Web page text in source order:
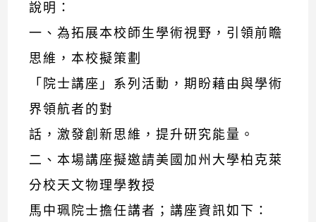
說明：
一、為拓展本校師生學術視野，引領前瞻
思維，本校擬策劃
「院士講座」系列活動，期盼藉由與學術
界領航者的對
話，激發創新思維，提升研究能量。
二、本場講座擬邀請美國加州大學柏克萊
分校天文物理學教授
馬中珮院士擔任講者；講座資訊如下：